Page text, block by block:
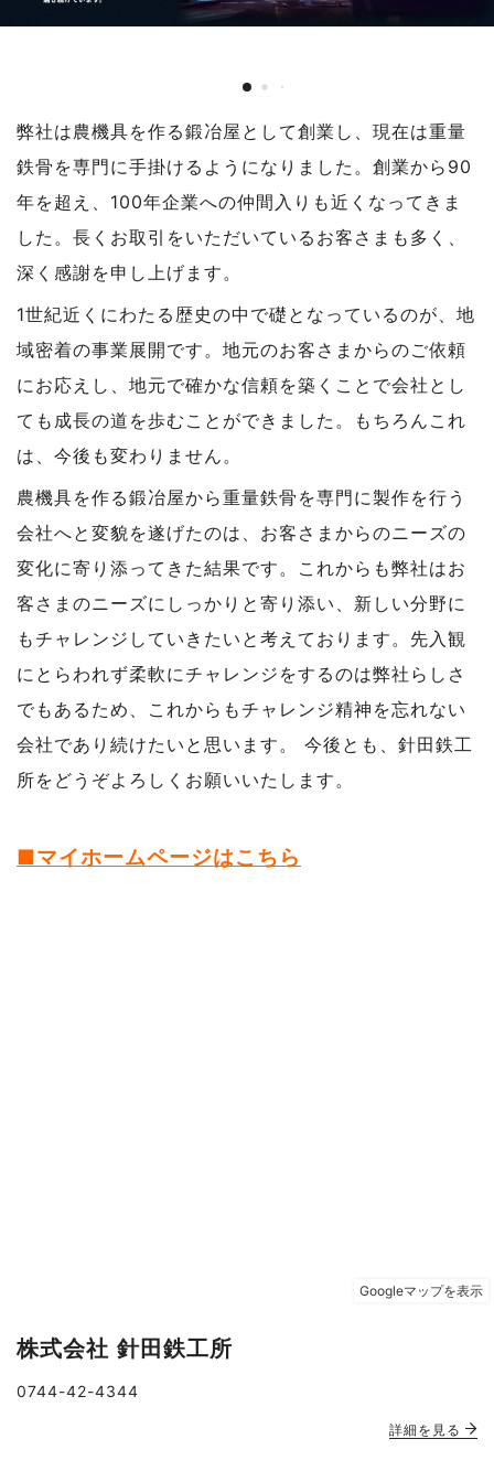
弊社は農機具を作る鍛冶屋として創業し、現在は重量
鉄骨を専門に手掛けるようになりました。創業から90
年を超え、100年企業への仲間入りも近くなってきま
した。長くお取引をいただいているお客さまも多く、
深く感謝を申し上げます。
1世紀近くにわたる歴史の中で礎となっているのが、地
域密着の事業展開です。地元のお客さまからのご依頼
にお応えし、地元で確かな信頼を築くことで会社とし
ても成長の道を歩むことができました。もちろんこれ
は、今後も変わりません。
農機具を作る鍛冶屋から重量鉄骨を専門に製作を行う
会社へと変貌を遂げたのは、お客さまからのニーズの
変化に寄り添ってきた結果です。これからも弊社はお
客さまのニーズにしっかりと寄り添い、新しい分野に
もチャレンジしていきたいと考えております。先入観
にとらわれず柔軟にチャレンジをするのは弊社らしさ
でもあるため、これからもチャレンジ精神を忘れない
会社であり続けたいと思います。 今後とも、針田鉄工
所をどうぞよろしくお願いいたします。
■マイホームページはこちら
株式会社 針田鉄工所
0744-42-4344
詳細を見る